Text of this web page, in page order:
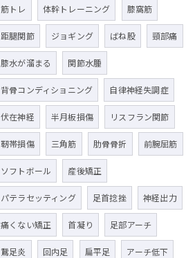
筋トレ 体幹トレーニング 膝窩筋
距腿関節 ジョギング ばね股 頸部痛
膝水が溜まる 関節水腫
背骨コンディショニング 自律神経失調症
伏在神経 半月板損傷 リスフラン関節
靭帯損傷 三角筋 肋骨骨折 前腕屈筋
ソフトボール 産後矯正
パテラセッティング 足首捻挫 神経出力
痛くない矯正 首凝り 足部アーチ
鵞足炎 回内足 扁平足 アーチ低下